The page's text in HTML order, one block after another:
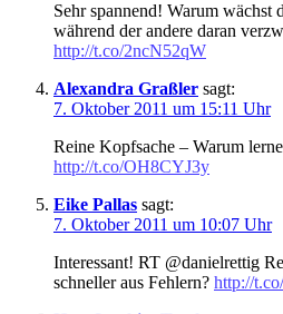
Sehr spannend! Warum wächst
während der andere daran
http://t.co/2ncN52qW
Alexandra Graßler sagt:
7. Oktober 2011 um 15:11 Uhr
Reine Kopfsache – Warum
http://t.co/OH8CYJ3y
Eike Pallas sagt:
7. Oktober 2011 um 10:07 Uhr
Interessant! RT @danielrettig
schneller aus Fehlern? http://